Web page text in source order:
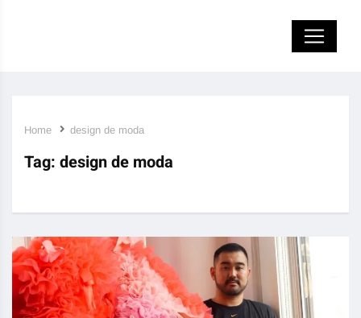
Home design de moda
Tag: design de moda